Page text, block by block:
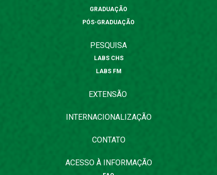
GRADUAÇÃO
PÓS-GRADUAÇÃO
PESQUISA
LABS CHS
LABS FM
EXTENSÃO
INTERNACIONALIZAÇÃO
CONTATO
ACESSO À INFORMAÇÃO